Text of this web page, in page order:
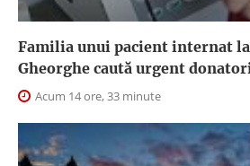
Familia unui pacient internat la
Gheorghe caută urgent
Acum 14 ore, 33 minute